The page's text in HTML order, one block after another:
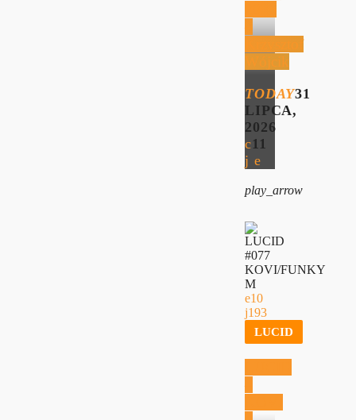
–
Krzysztof
Wójcik
TODAY31
LIPCA,
2026
11
play_arrow
10
193
LUCID